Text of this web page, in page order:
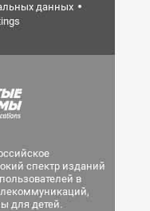
данных
спектр изданий
в
для детей.